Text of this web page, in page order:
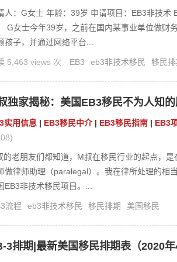
人：G女士 年龄：39岁 申请项目：EB3非技术
G女士今年39岁，之前在国内某事业单位做财
孩子，并通过网络平台...
5,463 views 次 EB3 eb3非技术移民 移民排
独家揭秘：美国EB3移民不为人知
、穿越6大周期
实用信息 | EB3移民中介| EB3移民指南 | EB3
的老朋友们都知道，M叔在移民行业的起点，
做律师助理（paralegal）。我在律所处理的相
EB3非技术移民项目。...
流程 eb3非技术移民 移民排期 美国移民
3排期|最新美国移民排期表（2020年